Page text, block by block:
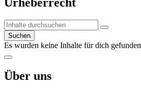
Suchen
Es wurden keine Inhalte für dich
Über uns